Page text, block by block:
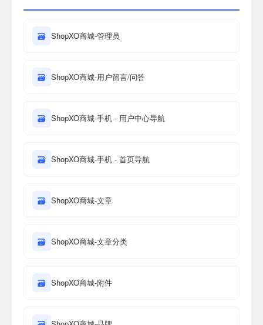
🗃 ShopXO商城-管理员
🗃 ShopXO商城-用户留言/问答
🗃 ShopXO商城-手机 - 用户中心导航
🗃 ShopXO商城-手机 - 首页导航
🗃 ShopXO商城-文章
🗃 ShopXO商城-文章分类
🗃 ShopXO商城-附件